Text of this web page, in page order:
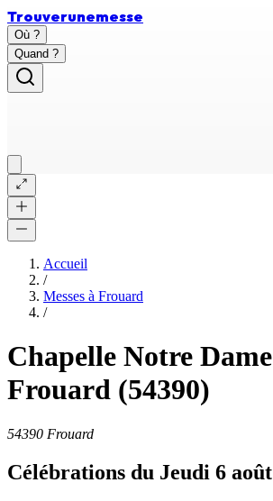
Trouverunemesse
Où ?
Quand ?
Accueil
/
Messes à Frouard
/
Chapelle Notre Dame
Frouard (54390)
54390 Frouard
Célébrations du Jeudi 6 août